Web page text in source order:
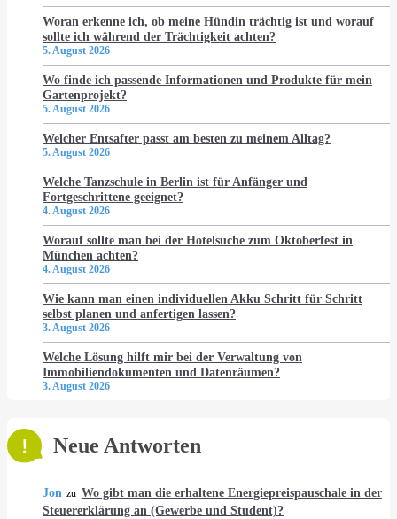
Woran erkenne ich, ob meine Hündin trächtig ist und worauf
sollte ich während der Trächtigkeit achten?
5. August 2026
Wo finde ich passende Informationen und Produkte für mein
Gartenprojekt?
5. August 2026
Welcher Entsafter passt am besten zu meinem Alltag?
5. August 2026
Welche Tanzschule in Berlin ist für Anfänger und
Fortgeschrittene geeignet?
4. August 2026
Worauf sollte man bei der Hotelsuche zum Oktoberfest in
München achten?
4. August 2026
Wie kann man einen individuellen Akku Schritt für Schritt
selbst planen und anfertigen lassen?
3. August 2026
Welche Lösung hilft mir bei der Verwaltung von
Immobiliendokumenten und Datenräumen?
3. August 2026
Neue Antworten
Jon zu Wo gibt man die erhaltene Energiepreispauschale in der
Steuererklärung an (Gewerbe und Student)?